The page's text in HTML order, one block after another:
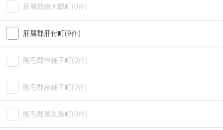
肝属郡南大隅町(0件)
肝属郡肝付町(9件)
熊毛郡中種子町(0件)
熊毛郡南種子町(0件)
熊毛郡屋久島町(0件)